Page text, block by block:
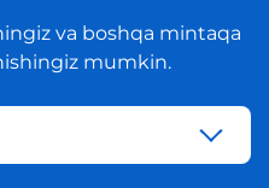
va boshqa mintaqa
mumkin.